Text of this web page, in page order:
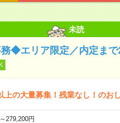
未読
務◆エリア限定／内定ま
上の大量募集！残業なし！のお
279,200円